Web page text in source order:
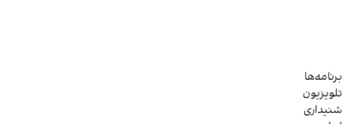
برنامه‌ها
تلویزیون
شنیداری